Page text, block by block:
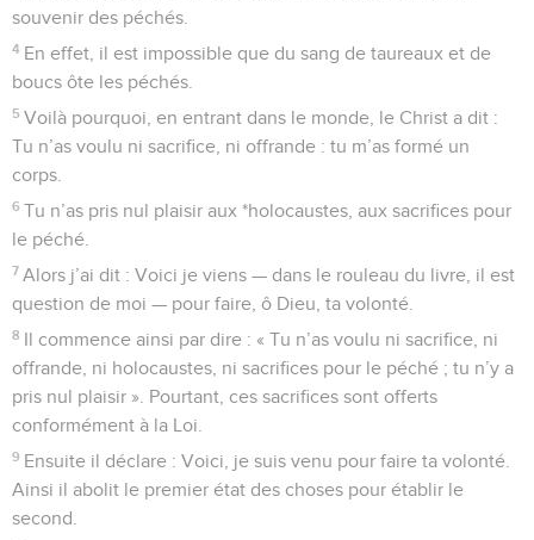
souvenir des péchés.
4 En effet, il est impossible que du sang de taureaux et de
boucs ôte les péchés.
5 Voilà pourquoi, en entrant dans le monde, le Christ a dit :
Tu n’as voulu ni sacrifice, ni offrande : tu m’as formé un
corps.
6 Tu n’as pris nul plaisir aux *holocaustes, aux sacrifices pour
le péché.
7 Alors j’ai dit : Voici je viens — dans le rouleau du livre, il est
question de moi — pour faire, ô Dieu, ta volonté.
8 Il commence ainsi par dire : « Tu n’as voulu ni sacrifice, ni
offrande, ni holocaustes, ni sacrifices pour le péché ; tu n’y a
pris nul plaisir ». Pourtant, ces sacrifices sont offerts
conformément à la Loi.
9 Ensuite il déclare : Voici, je suis venu pour faire ta volonté.
Ainsi il abolit le premier état des choses pour établir le
second.